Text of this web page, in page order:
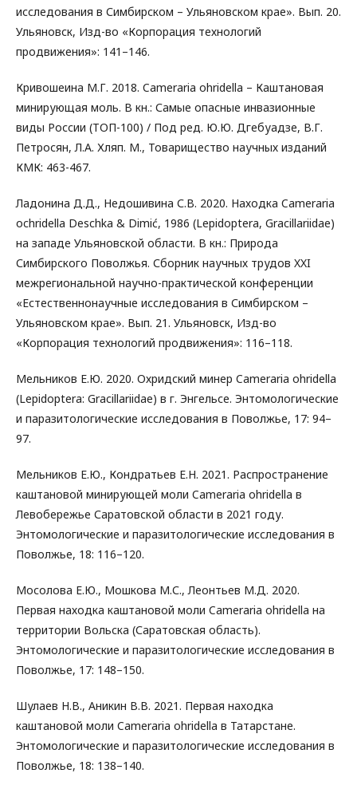
исследования в Симбирском – Ульяновском крае». Вып. 20.
Ульяновск, Изд-во «Корпорация технологий
продвижения»: 141–146.
Кривошеина М.Г. 2018. Cameraria ohridella – Каштановая
минирующая моль. В кн.: Самые опасные инвазионные
виды России (ТОП-100) / Под ред. Ю.Ю. Дгебуадзе, В.Г.
Петросян, Л.А. Хляп. М., Товарищество научных изданий
КМК: 463-467.
Ладонина Д.Д., Недошивина С.В. 2020. Находка Cameraria
оchridella Deschka & Dimić, 1986 (Lepidoptera, Gracillariidae)
на западе Ульяновской области. В кн.: Природа
Симбирского Поволжья. Сборник научных трудов XXI
межрегиональной научно-практической конференции
«Естественнонаучные исследования в Симбирском –
Ульяновском крае». Вып. 21. Ульяновск, Изд-во
«Корпорация технологий продвижения»: 116–118.
Мельников Е.Ю. 2020. Охридский минер Cameraria ohridella
(Lepidoptera: Gracillariidae) в г. Энгельсе. Энтомологические
и паразитологические исследования в Поволжье, 17: 94–
97.
Мельников Е.Ю., Кондратьев Е.Н. 2021. Распространение
каштановой минирующей моли Cameraria ohridella в
Левобережье Саратовской области в 2021 году.
Энтомологические и паразитологические исследования в
Поволжье, 18: 116–120.
Мосолова Е.Ю., Мошкова М.С., Леонтьев М.Д. 2020.
Первая находка каштановой моли Cameraria ohridella на
территории Вольска (Саратовская область).
Энтомологические и паразитологические исследования в
Поволжье, 17: 148–150.
Шулаев Н.В., Аникин В.В. 2021. Первая находка
каштановой моли Cameraria ohridella в Татарстане.
Энтомологические и паразитологические исследования в
Поволжье, 18: 138–140.